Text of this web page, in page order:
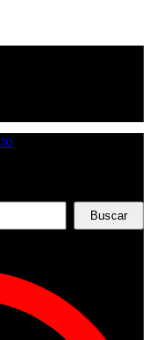
Buscar